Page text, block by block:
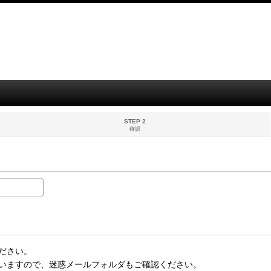
STEP 2
確認
い。
すので、迷惑メールフォルダもご確認ください。